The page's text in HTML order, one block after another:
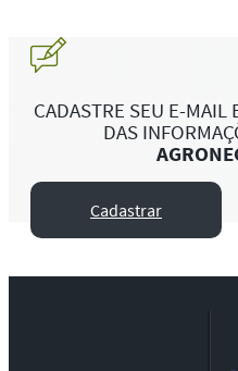
CADASTRE SEU E-MAIL
DAS
Cadastrar